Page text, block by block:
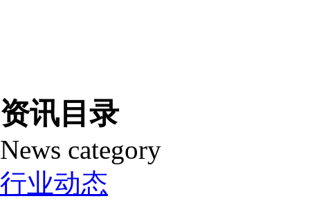
资讯目录
News category
行业动态